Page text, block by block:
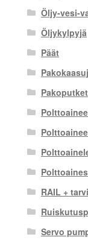
Öljy-vesi-
Öljykylpyjä
Päät
Pakoputket
RAIL +
Servo